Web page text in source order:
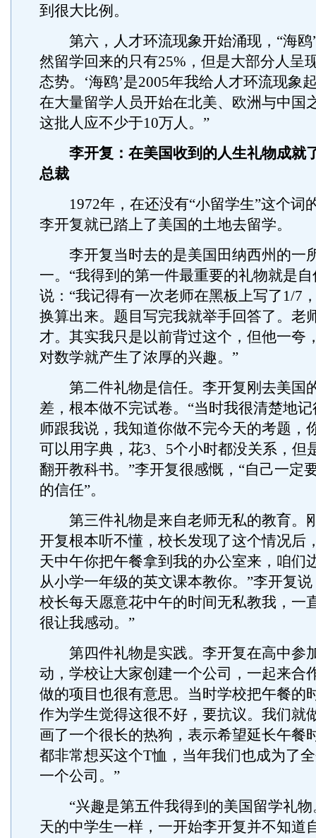
到很大比例。
第六，人才环流现象开始涌现，“海鸥
然留学回来的只有25%，但是大部分人呈
态势。‘海鸥’是2005年我给人才环流现象
在大量留学人员开始在北美、欧洲与中国
这批人应不少于10万人。”
李开复：在美国收到的人生礼物成就
总裁
1972年，在还没有“小留学生”这个词
李开复就已踏上了美国的土地去留学。
李开复当时去的是美国田纳西州的一
一。“我得到的第一件最重要的礼物就是
说：“我记得有一次老师在黑板上写了1/7
换算出来。题目写完我就举手回答了。老
才。其实我只是以前背过这个，但他一夸
对数学就产生了浓厚的兴趣。”
第二件礼物是信任。李开复刚去美国
差，根本做不完试卷。“当时我很清楚地
师跟我说，我知道你做不完今天的考题，
可以用字典，花3、5个小时都没关系，但
翻开教科书。”李开复很感慨，“自己一定
的信任”。
第三件礼物是来自老师无私的教育。
开复根本听不懂，校长发现了这个情况后
天中午你把午餐拿到我的办公室来，咱们
从小学一年级的英文课本教你。”李开复
校长每天愿意花中午的时间无私教我，一
很让我感动。”
第四件礼物是实践。李开复在高中参
动，学校让大家创建一个公司，一起来合
做的项目也很有意思。当时学校把午餐的
作为学生觉得这很不好，要抗议。我们就
画了一个很长的热狗，表示希望延长午餐
都非常想买这个T恤，当年我们也成为了
一个公司。”
“兴趣是第五件我得到的美国留学礼物
天的中学生一样，一开始李开复并不知道